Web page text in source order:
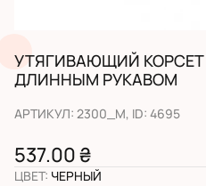
УТЯГИВАЮЩИЙ
ДЛИННЫМ РУКАВОМ
АРТИКУЛ: 2300_M, ID: 4695
537.00 ₴
ЦВЕТ: ЧЕРНЫЙ